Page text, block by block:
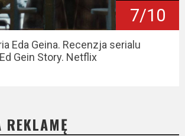
7/10
Eda Geina. Recenzja serialu
Gein Story. Netflix
REKLAMĘ